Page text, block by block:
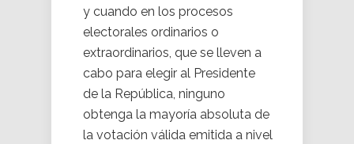
y cuando en los procesos
electorales ordinarios o
extraordinarios, que se lleven a
cabo para elegir al Presidente
de la República, ninguno
obtenga la mayoría absoluta de
la votación válida emitida a nivel